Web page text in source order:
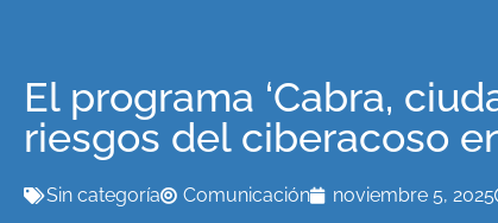
El programa ‘Cabra,
riesgos del ciberacoso
Sin categoría Comunicación noviembre 5, 2025